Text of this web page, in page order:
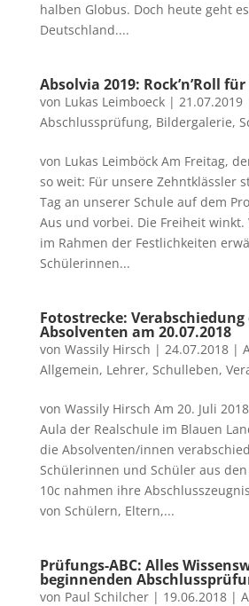
halben Globus. Doch heute geht
Deutschland....
Absolvia 2019: Rock’n’Roll
von Lukas Leimboeck| 21.07.2019
Abschlussprüfung, Bildergalerie,
von Lukas Leimböck Am Freitag,
so weit: Für unsere Zehntklässler
Tag an unserer Schule auf dem
Aus und vorbei. Die Freiheit winkt.
im Rahmen der Festlichkeiten
Schülerinnen...
Fotostrecke: Verabschiedung
Absolventen am 20.07.2018
von Wassily Hirsch | 24.07.2018|
Allgemein, Lehrer, Schulleben,
von Wassily Hirsch Am 20. Juli
Aula der Realschule im Blauen
die Absolventen/innen
Schülerinnen und Schüler aus den
10c nahmen ihre
von Schülern, Eltern,...
Prüfungs-ABC: Alles
beginnenden
von Paul Schilcher| 19.06.2018|